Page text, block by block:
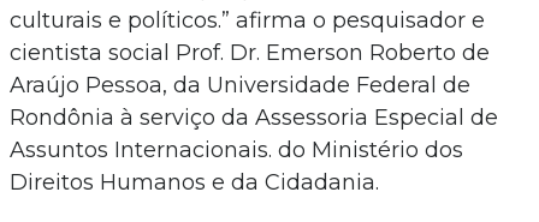
culturais e políticos.” afirma o pesquisador e
cientista social Prof. Dr. Emerson Roberto de
Araújo Pessoa, da Universidade Federal de
Rondônia à serviço da Assessoria Especial de
Assuntos Internacionais. do Ministério dos
Direitos Humanos e da Cidadania.